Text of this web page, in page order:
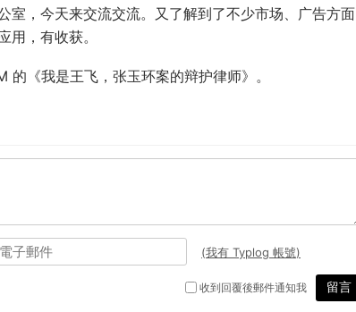
室，今天来交流交流。又了解到了不少市场、广告方面
用，有收获。
《我是王飞，张玉环案的辩护律师》。